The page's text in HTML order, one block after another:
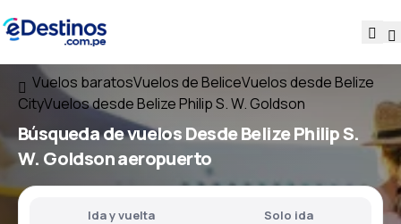
Vuelos baratosVuelos de BeliceVuelos desde Belize
CityVuelos desde Belize Philip S. W. Goldson
Búsqueda de vuelosDesdeBelize Philip S.
W. Goldsonaeropuerto
Ida y vuelta Solo ida